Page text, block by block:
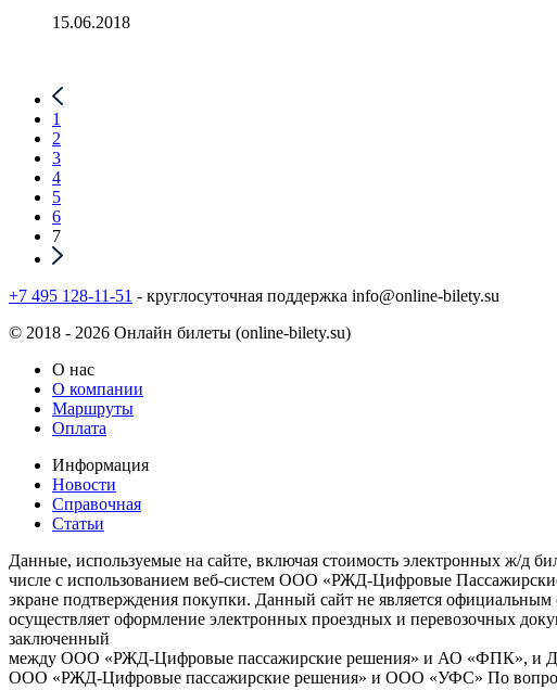
15.06.2018
1
2
3
4
5
6
7
+7 495 128-11-51 - круглосуточная поддержка info@online-bilety.su
© 2018 - 2026 Онлайн билеты (online-bilety.su)
О нас
О компании
Маршруты
Оплата
Информация
Новости
Справочная
Статьи
Данные, используемые на сайте, включая стоимость электронных ж/д
числе с использованием веб-систем ООО «РЖД-Цифровые
экране подтверждения покупки. Данный сайт не является
осуществляет оформление электронных проездных и перевозочных
заключенный
между ООО «РЖД-Цифровые пассажирские решения» и АО «ФПК», и
ООО «РЖД-Цифровые пассажирские решения» и ООО «УФС» По